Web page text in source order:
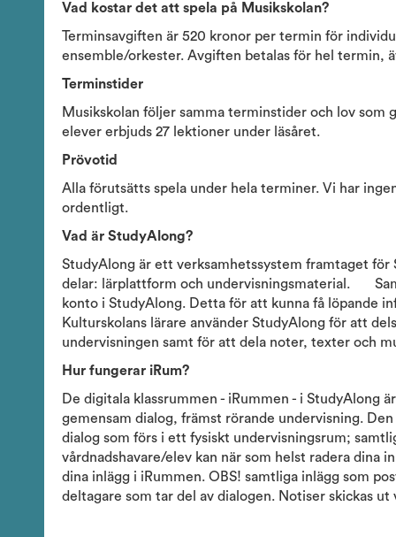
Vad kostar det att spela på Musikskolan?
Terminsavgiften är 520 kronor per termin för
ensemble/orkester. Avgiften betalas för hel termin,
Terminstider
Musikskolan följer samma terminstider och lov som
elever erbjuds 27 lektioner under läsåret.
Prövotid
Alla förutsätts spela under hela terminer. Vi har
ordentligt.
Vad är StudyAlong?
StudyAlong är ett verksamhetssystem framtaget
delar: lärplattform och undervisningsmaterial.
konto i StudyAlong. Detta för att kunna få löpande
Kulturskolans lärare använder StudyAlong för att
undervisningen samt för att dela noter, texter och
Hur fungerar iRum?
De digitala klassrummen - iRummen - i StudyAlong
gemensam dialog, främst rörande undervisning.
dialog som förs i ett fysiskt undervisningsrum;
vårdnadshavare/elev kan när som helst radera dina
dina inlägg i iRummen. OBS! samtliga inlägg som
deltagare som tar del av dialogen. Notiser skickas ut